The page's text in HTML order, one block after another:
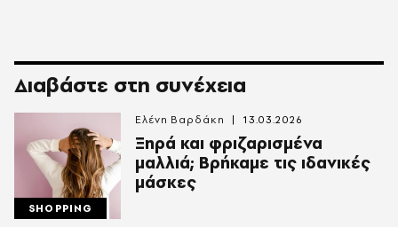
Διαβάστε στη συνέχεια
SHOPPING
Ξηρά και φριζαρισμένα
μαλλιά; Βρήκαμε τις ιδανικές
μάσκες
Ελένη Βαρδάκη 13.03.2026